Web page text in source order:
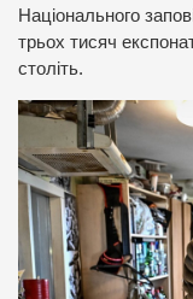
Національного
трьох тисяч
століть.